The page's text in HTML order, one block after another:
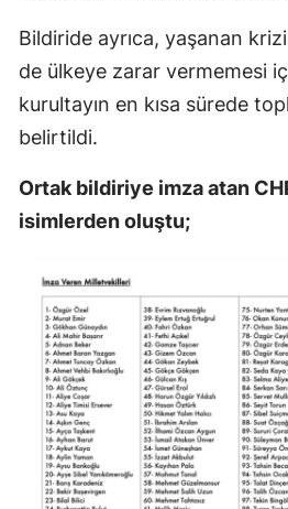
Bildiride ayrıca, yaşanan
de ülkeye zarar vermemesi
kurultayın en kısa sürede
belirtildi.
Ortak bildiriye imza atan
isimlerden oluştu;